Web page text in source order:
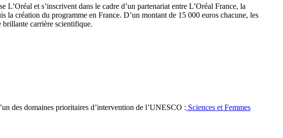
L’Oréal et s’inscrivent dans le cadre d’un partenariat entre L’Oréal France, la
création du programme en France. D’un montant de 15 000 euros chacune, les
brillante carrière scientifique.
des domaines prioritaires d’intervention de l’UNESCO : Sciences et Femmes